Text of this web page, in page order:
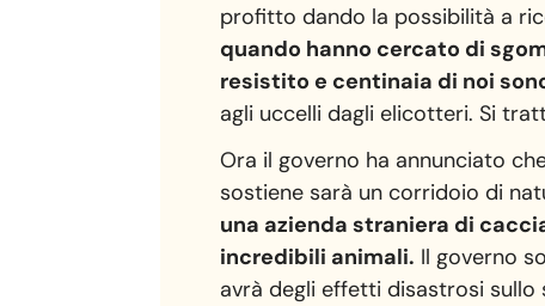
profitto dando la possibilità a
quando hanno cercato di
resistito e centinaia di noi
agli uccelli dagli elicotteri. Si
Ora il governo ha annunciato
sostiene sarà un corridoio di
una azienda straniera di
incredibili animali. Il governo
avrà degli effetti disastrosi